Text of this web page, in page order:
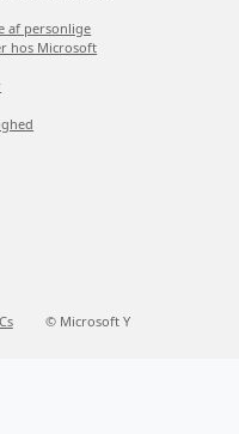
af personlige
hos Microsoft
© Microsoft Y